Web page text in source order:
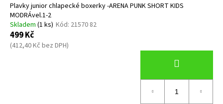
Plavky junior chlapecké boxerky -ARENA PUNK SHORT KIDS
MODRÁvel.1-2
Skladem (1 ks) Kód: 21570 82
499 Kč
(412,40 Kč bez DPH)